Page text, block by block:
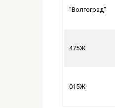
"Волгоград"
475Ж
015Ж